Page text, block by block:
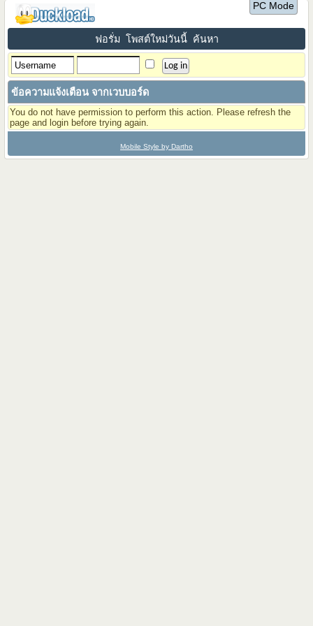
PC Mode
ฟอรั่ม โพสต์ใหม่วันนี้ ค้นหา
ข้อความแจ้งเตือน จากเวบบอร์ด
You do not have permission to perform this action. Please refresh the
page and login before trying again.
Mobile Style by Dartho